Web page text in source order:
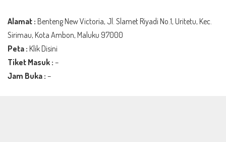
Alamat : Benteng New Victoria, Jl. Slamet Riyadi No.1, Uritetu, Kec.
Sirimau, Kota Ambon, Maluku 97000
Peta : Klik Disini
Tiket Masuk :–
Jam Buka :–